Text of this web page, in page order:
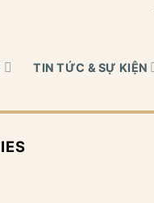
TIN TỨC & SỰ KIỆN